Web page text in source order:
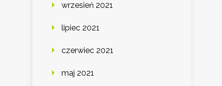
wrzesień 2021
lipiec 2021
czerwiec 2021
maj 2021